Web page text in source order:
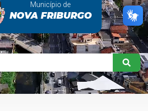
Município de
NOVA FRIBURGO